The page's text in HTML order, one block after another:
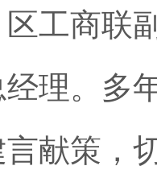
商联副
理。多
言献策，